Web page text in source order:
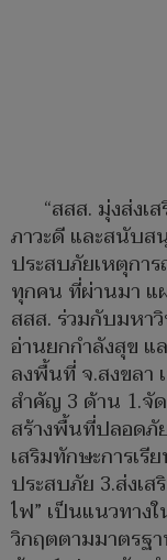
“สสส. มุ่งส่งเ
ภาวะดี และสนับ
ประสบภัยเหตุกา
ทุกคน ที่ผ่านมา แ
สสส. ร่วมกับมหา
อ่านยกกำลังสุข แ
ลงพื้นที่ จ.สงขลา
สำคัญ 3 ด้าน 1.จั
สร้างพื้นที่ปลอดภั
เสริมทักษะการเ
ประสบภัย 3.ส่งเ
ไฟ” เป็นแนวทาง
วิกฤตตามมาตรฐ